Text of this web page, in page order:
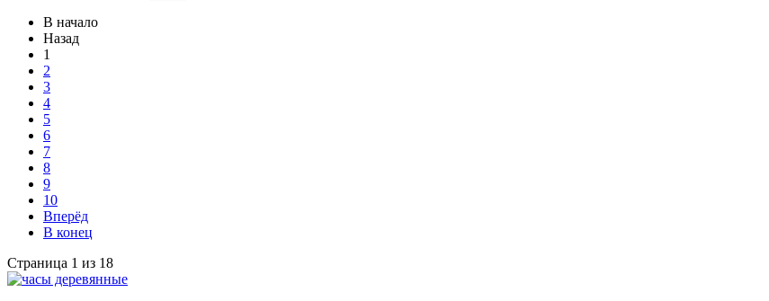
В начало
Назад
1
2
3
4
5
6
7
8
9
10
Вперёд
В конец
Страница 1 из 18